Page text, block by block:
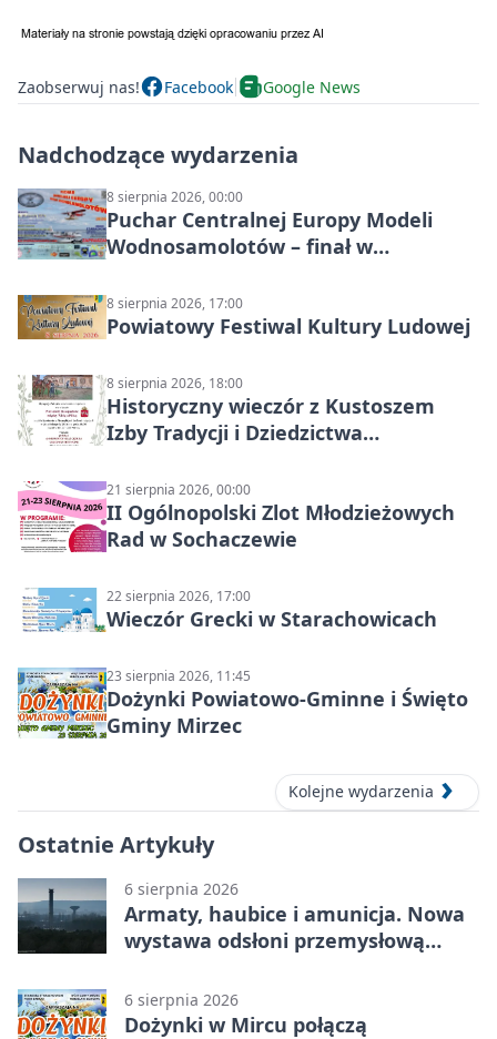
Zaobserwuj nas! Facebook Google News
Nadchodzące wydarzenia
8 sierpnia 2026, 00:00
Puchar Centralnej Europy Modeli
Wodnosamolotów – finał w
8 sierpnia 2026, 17:00
Powiatowy Festiwal Kultury Ludowej
8 sierpnia 2026, 18:00
Historyczny wieczór z Kustoszem
Izby Tradycji i Dziedzictwa
Gęburą
21 sierpnia 2026, 00:00
II Ogólnopolski Zlot Młodzieżowych
Rad w Sochaczewie
22 sierpnia 2026, 17:00
Wieczór Grecki w Starachowicach
23 sierpnia 2026, 11:45
Dożynki Powiatowo-Gminne i Święto
Gminy Mirzec
Kolejne wydarzenia
Ostatnie Artykuły
6 sierpnia 2026
Armaty, haubice i amunicja. Nowa
wystawa odsłoni przemysłową
6 sierpnia 2026
Dożynki w Mircu połączą